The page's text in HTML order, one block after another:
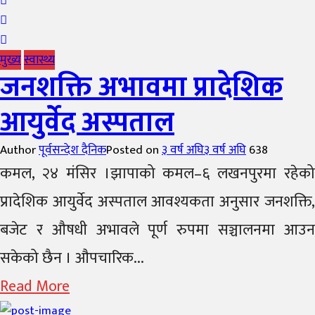
मुख्यस्वास्थ्य
जनशक्ति अभावमा प्रादेशिक
आयुर्वेद अस्पताल
Authorपूर्वसन्देश दैनिकPosted on३ वर्ष अघि३ वर्ष अघि638
कमल, २४ मंसिर ।झापाको कमल–६ लखनपुरमा रहेको
प्रादेशिक आयुर्वेद अस्पताल आवश्यकता अनुसार जनशक्ति,
बजेट र औषधी अभावले पूर्ण रुपमा सञ्चालनमा आउन
सकेको छैन । औपचारिक...
Read More